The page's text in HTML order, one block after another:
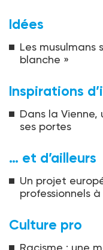
Idées
Les
blanche »
Inspirations
Dans la
ses portes
… et d’ailleurs
Un projet
professionnels
Culture pro
Racisme : une